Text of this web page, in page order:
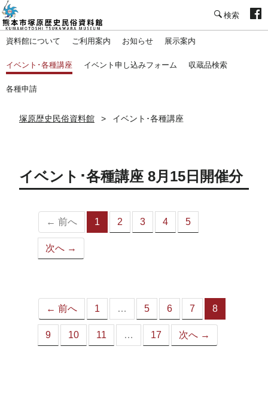
資料館について ご利用案内 お知らせ 展示案内
イベント･各種講座 イベント申し込みフォーム 収蔵品検索
各種申請
塚原歴史民俗資料館 イベント･各種講座
イベント･各種講座 8月15日開催分
← 前へ 1
（こ
2 3 4 5
次へ →
← 前へ 1 … 5 6 7 8
9 10 11 … 17 次へ →